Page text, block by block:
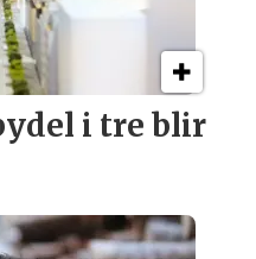
i tre blir